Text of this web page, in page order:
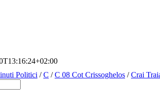
Politici /C /C 08 Cot Crissoghelos /Crai